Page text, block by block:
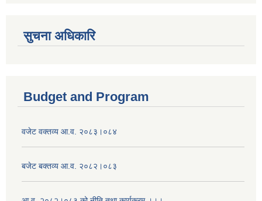
सुचना अधिकारि
Budget and Program
वजेट वक्तव्य आ.व. २०८३।०८४
बजेट बक्तव्य आ.व. २०८२।०८३